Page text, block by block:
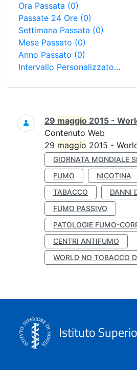
Ora Passata (0)
Passate 24 Ore (0)
Settimana Passata (0)
Mese Passato (0)
Anno Passato (0)
Intervallo Personalizzato…
Ricerca
29 maggio 2015 -
Contenuto Web
29 maggio 2015 -
GIORNATA MONDIALE
FUMO
NICOTINA
TABACCO
DANNI
FUMO PASSIVO
PATOLOGIE FUMO-
CENTRI ANTIFUMO
WORLD NO TOBACCO
Istituto